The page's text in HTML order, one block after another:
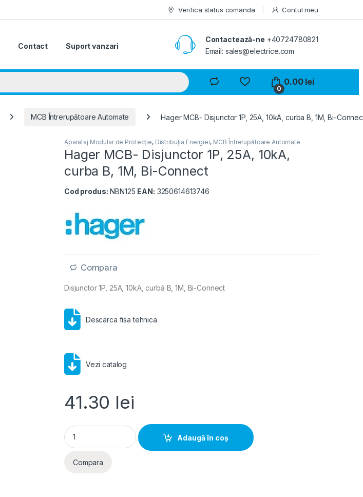
Verifica status comanda Contul meu
Contact Suport vanzari
Contactează-ne +40724780821
Email: sales@electrice.com
0
0.00 lei
MCB Întrerupătoare Automate Hager MCB- Disjunctor 1P, 25A, 10kA, curba B, 1M, Bi-
Aparataj Modular de Protecție, Distribuția Energiei, MCB Întrerupătoare Automate
Hager MCB- Disjunctor 1P, 25A, 10kA,
curba B, 1M, Bi-Connect
Cod produs: NBN125 EAN: 3250614613746
Compara
Disjunctor 1P, 25A, 10kA, curbă B, 1M, Bi-Connect
Descarca fisa tehnica
Vezi catalog
41.30 lei
Hager MCB- Disjunctor 1P, 25A, 10kA, curba B, 1M, Bi-Connect quantity
Adaugă în coș
Compara